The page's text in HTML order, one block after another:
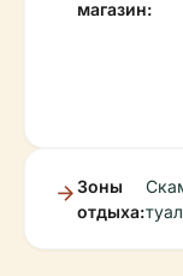
магазин:
Зоны
отдыха: